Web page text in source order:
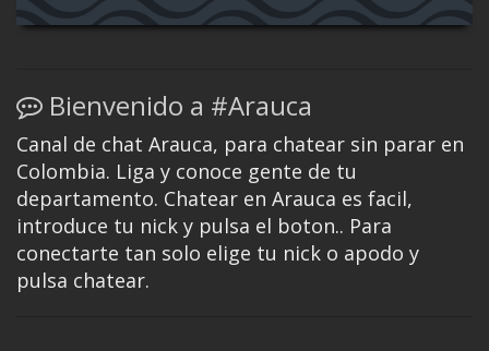
Bienvenido a #Arauca
Canal de chat Arauca, para chatear sin parar en
Colombia. Liga y conoce gente de tu
departamento. Chatear en Arauca es facil,
introduce tu nick y pulsa el boton.. Para
conectarte tan solo elige tu nick o apodo y
pulsa chatear.